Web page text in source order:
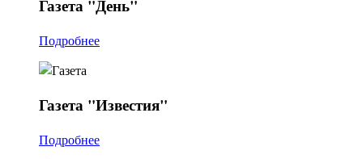
Газета "День"
Подробнее
Газета "Известия"
Подробнее